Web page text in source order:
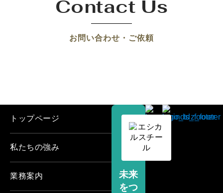
Contact Us
お問い合わせ・ご依頼
未来
をつ
トップページ
私たちの強み
業務案内